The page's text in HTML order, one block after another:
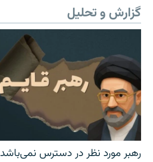
گزارش و تحلیل
رهبر مورد نظر در دسترس نمی‌باشد